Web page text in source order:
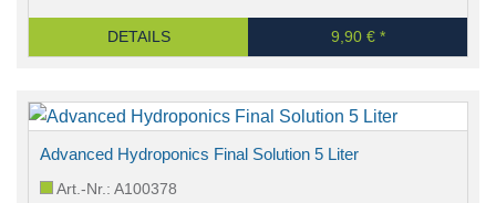
DETAILS 9,90 € *
Advanced Hydroponics Final Solution 5 Liter
Art.-Nr.: A100378